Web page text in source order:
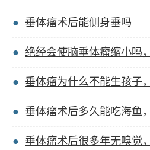
垂体瘤术后能侧身垂吗
绝经会使脑垂体瘤缩小吗，垂
垂体瘤为什么不能生孩子，垂
垂体瘤术后多久能吃海鱼，脑
垂体瘤术后很多年无嗅觉，垂